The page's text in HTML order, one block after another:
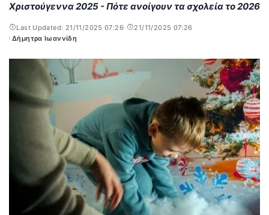
Χριστούγεννα 2025 - Πότε ανοίγουν τα σχολεία το 2026
Last Updated: 21/11/2025 07:26
21/11/2025 07:26
Posted
Δήμητρα Ιωαννίδη